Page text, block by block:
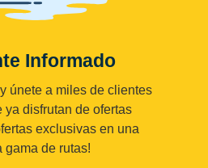
Informado
únete a miles de clientes
ya disfrutan de ofertas
exclusivas en una
gama de rutas!